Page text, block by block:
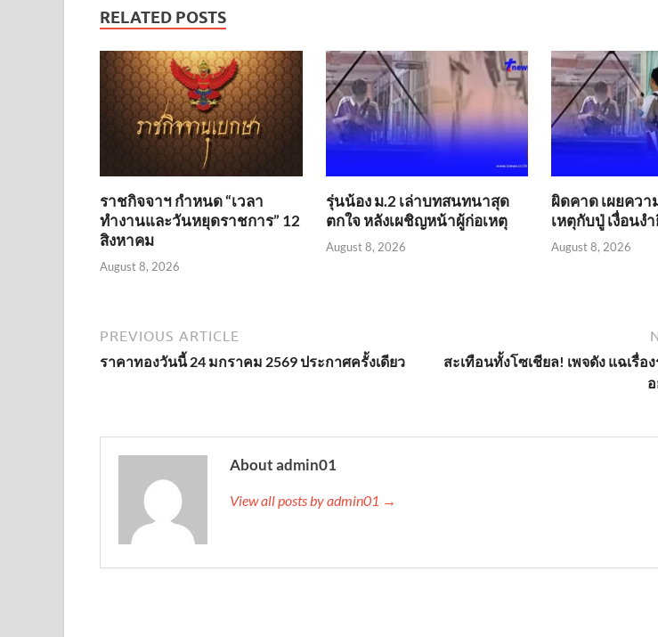
RELATED POSTS
ราชกิจจาฯ กำหนด “เวลา
ทำงานและวันหยุดราชการ” 12
สิงหาคม
August 8, 2026
รุ่นน้อง ม.2 เล่าบทสนทนาสุด
ตกใจ หลังเผชิญหน้าผู้ก่อเหตุ
August 8, 2026
ผิดคาด เผยคว
เหตุกับปู่ เงื่อนง
August 8, 2026
PREVIOUS ARTICLE
ราคาทองวันนี้ 24 มกราคม 2569 ประกาศครั้งเดียว
สะเทือนทั้งโซเชียล! เพจดัง แฉเรื่อ
About admin01
View all posts by admin01 →